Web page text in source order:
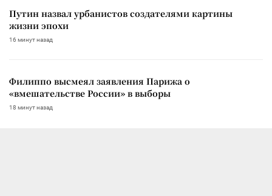
Путин назвал урбанистов создателями картины
жизни эпохи
16 минут назад
Филиппо высмеял заявления Парижа о
«вмешательстве России» в выборы
18 минут назад